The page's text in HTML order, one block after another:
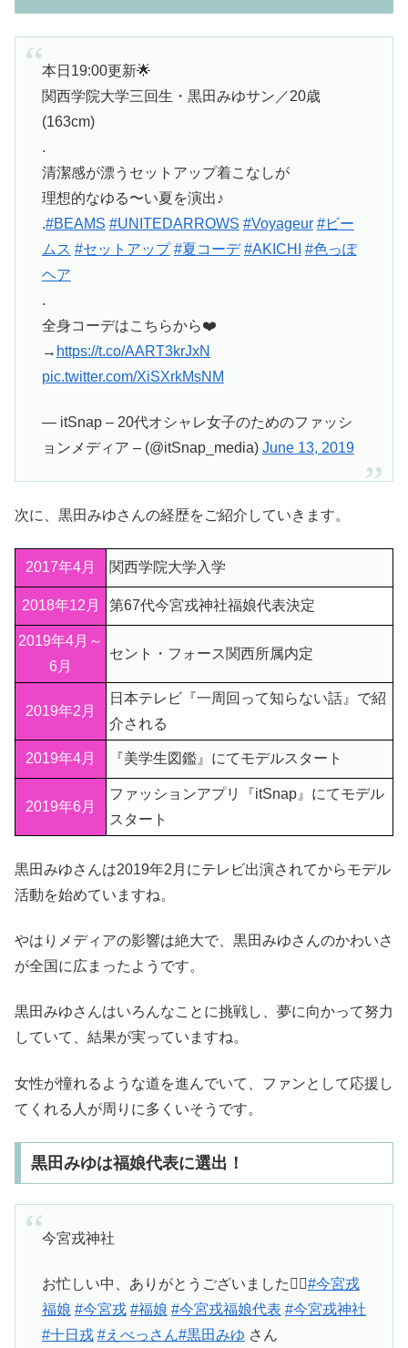
本日19:00更新🌟
関西学院大学三回生・黒田みゆサン／20歳
(163cm)
.
清潔感が漂うセットアップ着こなしが
理想的なゆる〜い夏を演出♪
.#BEAMS #UNITEDARROWS #Voyageur #ビー
ムス #セットアップ #夏コーデ #AKICHI
#色っぽ
ヘア
.
全身コーデはこちらから❤️
→ https://t.co/AART3krJxN
pic.twitter.com/XiSXrkMsNM
— itSnap – 20代オシャレ女子のためのファッシ
ョンメディア – (@itSnap_media) June 13, 2019
次に、黒田みゆさんの経歴をご紹介していきます。
2017年4月 関西学院大学入学
2018年12月 第67代今宮戎神社福娘代表決定
2019年4月～
6月
セント・フォース関西所属内定
2019年2月
日本テレビ『一周回って知らない話』で紹
介される
2019年4月 『美学生図鑑』にてモデルスタート
2019年6月
ファッションアプリ『itSnap』にてモデル
スタート
黒田みゆさんは2019年2月にテレビ出演されてからモデル
活動を始めていますね。
やはりメディアの影響は絶大で、黒田みゆさんのかわいさ
が全国に広まったようです。
黒田みゆさんはいろんなことに挑戦し、夢に向かって努力
していて、結果が実っていますね。
女性が憧れるような道を進んでいて、ファンとして応援し
てくれる人が周りに多くいそうです。
黒田みゆは福娘代表に選出！
今宮戎神社
お忙しい中、ありがとうございました🙇‍♂️#今宮戎
福娘 #今宮戎 #福娘 #今宮戎福娘代表 #今宮戎神社
#十日戎 #えべっさん#黒田みゆ さん